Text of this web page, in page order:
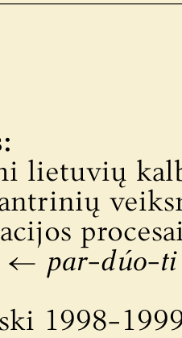
lietuvių
par-dúo-ti
1998-